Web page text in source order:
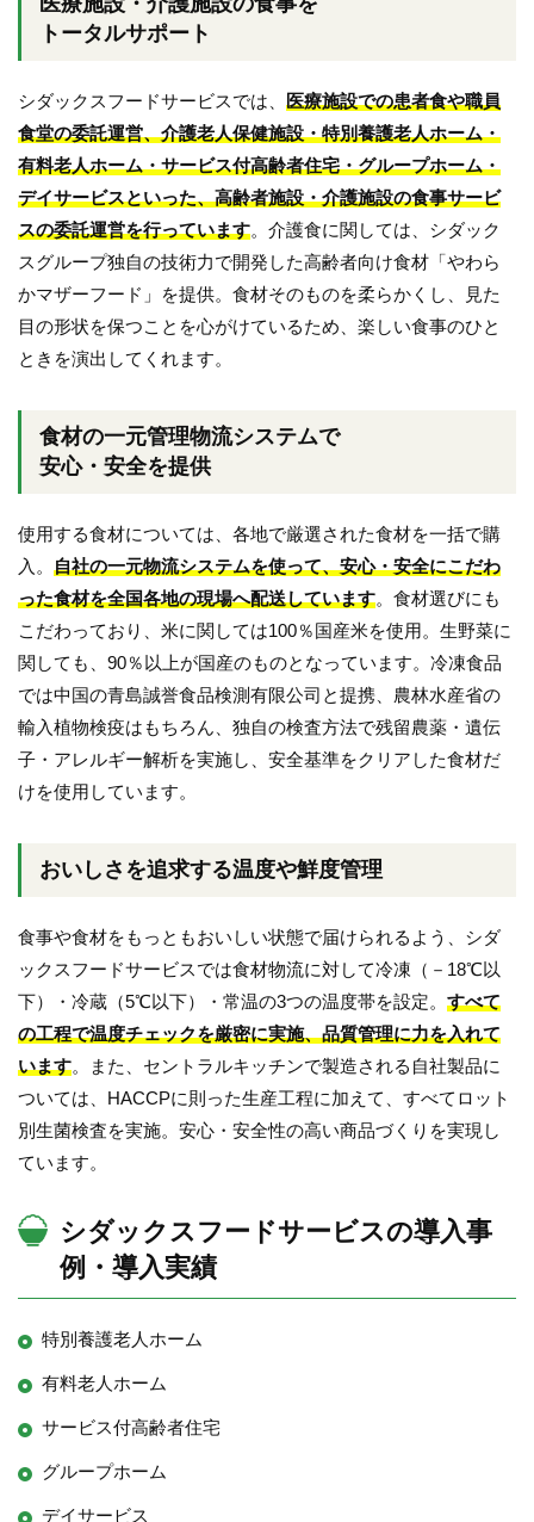
トータルサポート
シダックスフードサービスでは、 医療施設での患者食や職員
食堂の委託運営、介護老人保健施設・特別養護老人ホーム・
有料老人ホーム・サービス付高齢者住宅・グループホーム・
デイサービスといった、高齢者施設・介護施設の食事サービ
スの委託運営を行っています。介護食に関しては、シダック
スグループ独自の技術力で開発した高齢者向け食材「やわら
かマザーフード」を提供。食材そのものを柔らかくし、見た
目の形状を保つことを心がけているため、楽しい食事のひと
ときを演出してくれます。
食材の一元管理物流システムで
安心・安全を提供
使用する食材については、各地で厳選された食材を一括で購
入。 自社の一元物流システムを使って、安心・安全にこだわ
った食材を全国各地の現場へ配送しています。食材選びにも
こだわっており、米に関しては100％国産米を使用。生野菜に
関しても、90％以上が国産のものとなっています。冷凍食品
では中国の青島誠誉食品検測有限公司と提携、農林水産省の
輸入植物検疫はもちろん、独自の検査方法で残留農薬・遺伝
子・アレルギー解析を実施し、安全基準をクリアした食材だ
けを使用しています。
おいしさを追求する温度や鮮度管理
食事や食材をもっともおいしい状態で届けられるよう、シダ
ックスフードサービスでは食材物流に対して冷凍（－18℃以
下）・冷蔵（5℃以下）・常温の3つの温度帯を設定。 すべて
の工程で温度チェックを厳密に実施、品質管理に力を入れて
います。また、セントラルキッチンで製造される自社製品に
ついては、HACCPに則った生産工程に加えて、すべてロット
別生菌検査を実施。安心・安全性の高い商品づくりを実現し
ています。
シダックスフードサービスの導入事
例・導入実績
特別養護老人ホーム
有料老人ホーム
サービス付高齢者住宅
グループホーム
デイサービス